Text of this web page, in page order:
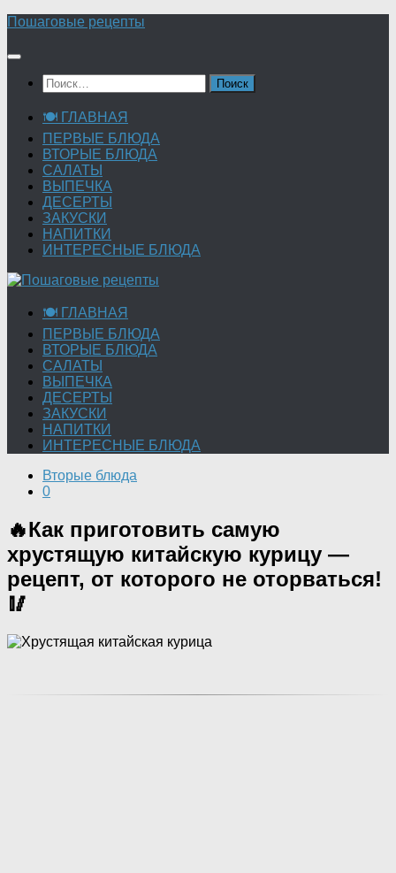
Перейти
содержимому
Пошаговые рецепты
Найти:
🍽 ГЛАВНАЯ
ПЕРВЫЕ БЛЮДА
ВТОРЫЕ БЛЮДА
САЛАТЫ
ВЫПЕЧКА
ДЕСЕРТЫ
ЗАКУСКИ
НАПИТКИ
ИНТЕРЕСНЫЕ БЛЮДА
🍽 ГЛАВНАЯ
ПЕРВЫЕ БЛЮДА
ВТОРЫЕ БЛЮДА
САЛАТЫ
ВЫПЕЧКА
ДЕСЕРТЫ
ЗАКУСКИ
НАПИТКИ
ИНТЕРЕСНЫЕ БЛЮДА
Вторые блюда
0
🔥Как приготовить самую
хрустящую китайскую курицу —
рецепт, от которого не оторваться!
🥢